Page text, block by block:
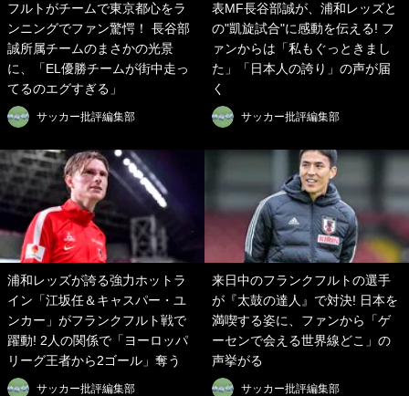
フルトがチームで東京都心をラ
ンニングでファン驚愕！ 長谷部
誠所属チームのまさかの光景
に、「EL優勝チームが街中走っ
てるのエグすぎる」
サッカー批評編集部
表MF長谷部誠が、浦和レッズと
の"凱旋試合"に感動を伝える! フ
ァンからは「私もぐっときまし
た」「日本人の誇り」の声が届
く
サッカー批評編集部
浦和レッズが誇る強力ホットラ
イン「江坂任＆キャスパー・ユ
ンカー」がフランクフルト戦で
躍動! 2人の関係で「ヨーロッパ
リーグ王者から2ゴール」奪う
サッカー批評編集部
来日中のフランクフルトの選手
が『太鼓の達人』で対決! 日本を
満喫する姿に、ファンから「ゲ
ーセンで会える世界線どこ」の
声挙がる
サッカー批評編集部